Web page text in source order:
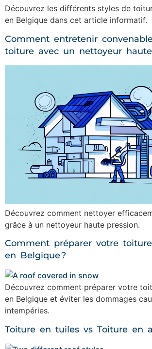
Découvrez les différents styles de
en Belgique dans cet article informatif.
Comment entretenir
toiture avec un nettoyeur haute
Découvrez comment nettoyer
grâce à un nettoyeur haute pression.
Comment préparer votre
en Belgique ?
Découvrez comment préparer votre
en Belgique et éviter les dommages
intempéries.
Toiture en tuiles vs Toiture en